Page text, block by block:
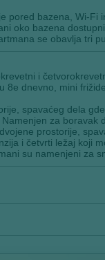
bazena, Wi-Fi
oko bazena
se obavlja tri
i
dnevno, mini
spavaćeg dela
za boravak
prostorije,
i četvrti ležaj koji
su namenjeni za